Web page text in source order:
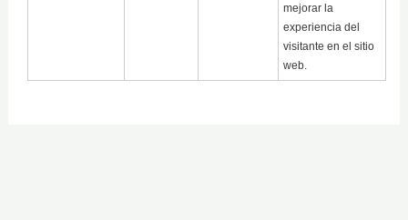
mejorar la
experiencia del
visitante en el sitio
web.